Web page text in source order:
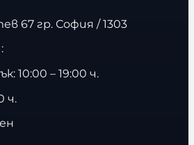
67 гр. София / 1303
10:00 – 19:00 ч.
ч.